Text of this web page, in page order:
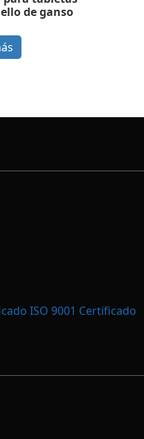
de ganso
ISO 9001 Certificado